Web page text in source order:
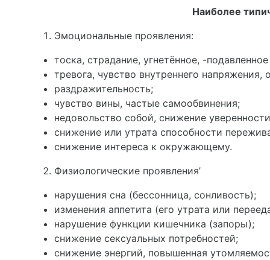
Наиболее
Эмоциональные проявления:
тоска, страдание, угнетён­ное, -
тревога, чувство внутреннего
раздражительность;
чувство вины, частые само­обвинения;
недовольство собой, сни­жение
снижение или утрата способ­ности
снижение интереса к окру­жающему.
Физиологические проявления’
нарушения сна (бессонница, сонливость);
изменения аппетита (его утрата или
нарушение функции кишеч­ника (запоры);
снижение сексуальных по­требностей;
снижение энергий, повышен­ная